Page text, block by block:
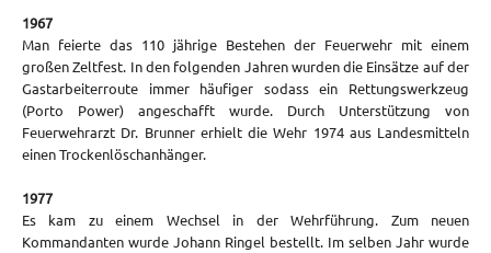
1967
Man feierte das 110 jährige Bestehen der Feuerwehr mit einem
großen Zeltfest. In den folgenden Jahren wurden die Einsätze auf der
Gastarbeiterroute immer häufiger sodass ein Rettungswerkzeug
(Porto Power) angeschafft wurde. Durch Unterstützung von
Feuerwehrarzt Dr. Brunner erhielt die Wehr 1974 aus Landesmitteln
einen Trockenlöschanhänger.
1977
Es kam zu einem Wechsel in der Wehrführung. Zum neuen
Kommandanten wurde Johann Ringel bestellt. Im selben Jahr wurde